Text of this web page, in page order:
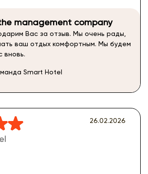
management company
Вас за отзыв. Мы очень рады,
ваш отдых комфортным. Мы будем
вновь.
Smart Hotel
26.02.2026